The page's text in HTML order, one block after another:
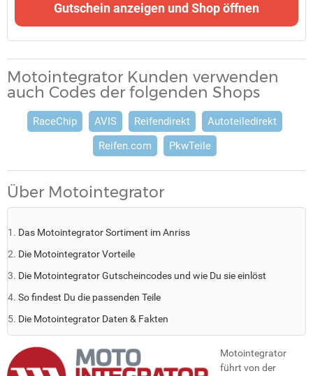
Gutschein anzeigen und Shop öffnen
Motointegrator Kunden verwenden
auch Codes der folgenden Shops
RaceChip AVIS Reifendirekt
Autoteiledirekt
Reifen.com
PkwTeile
Über Motointegrator
Das Motointegrator Sortiment im Anriss
Die Motointegrator Vorteile
Die Motointegrator Gutscheincodes und wie Du sie einlöst
So findest Du die passenden Teile
Die Motointegrator Daten & Fakten
Motointegrator
führt von der